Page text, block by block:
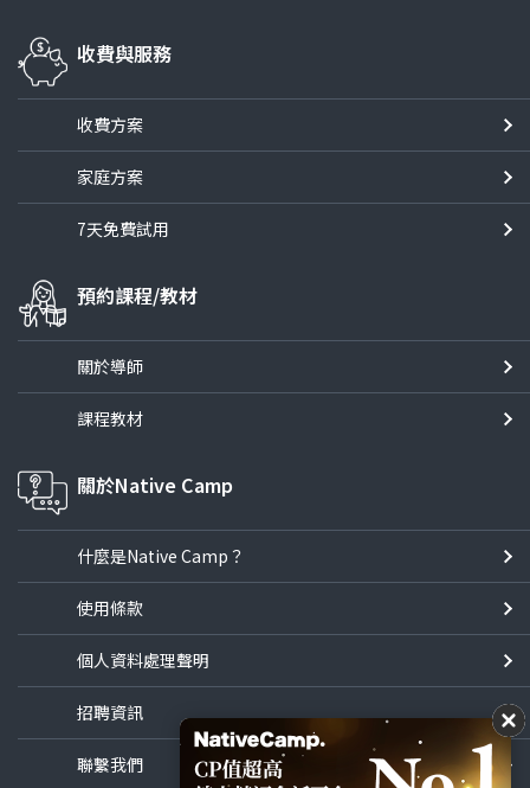
收費與服務
收費方案
家庭方案
7天免費試用
預約課程/教材
關於導師
課程教材
關於Native Camp
什麼是Native Camp？
使用條款
個人資料處理聲明
招聘資訊
聯繫我們